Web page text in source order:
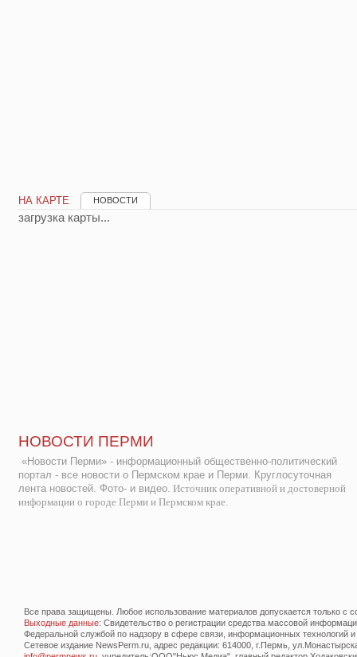
НА КАРТЕ НОВОСТИ
загрузка карты...
НОВОСТИ ПЕРМИ
«Новости Перми» - информационный общественно-политический
портал - все новости о Пермском крае и Перми. Круглосуточная
лента новостей. Фото- и видео. Источник оперативной и достоверной
информации о городе Перми и Пермском крае.
Все права защищены. Любое использование материалов допускается только с
Выходные данные: Свидетельство о регистрации средства массовой
Федеральной службой по надзору в сфере связи, информационных технологий
Сетевое издание NewsPerm.ru, адрес редакции: 614000, г.Пермь,